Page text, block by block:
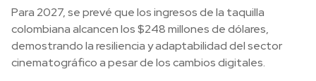
Para 2027, se prevé que los ingresos de la taquilla
colombiana alcancen los $248 millones de dólares,
demostrando la resiliencia y adaptabilidad del sector
cinematográfico a pesar de los cambios digitales.